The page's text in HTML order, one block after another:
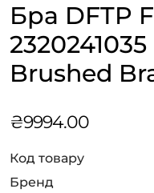
Бра DFTP
Brushed
₴9994.00
Код товару
Бренд